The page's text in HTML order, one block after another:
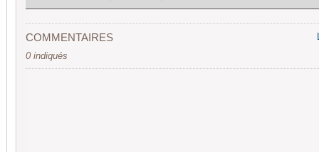
COMMENTAIRES
0 indiqués